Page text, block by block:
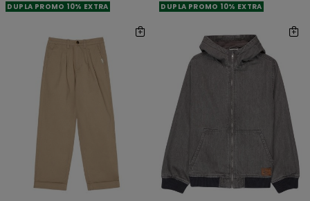
DUPLA PROMO 10% EXTRA
DUPLA PROMO 10% EXTRA